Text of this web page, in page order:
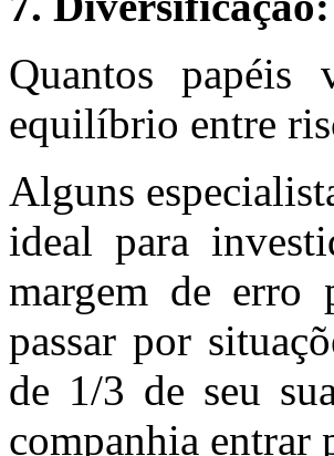
Quantos
equilíbrio entre
Alguns
ideal para
margem de erro
passar por
de 1/3 de seu
companhia entrar